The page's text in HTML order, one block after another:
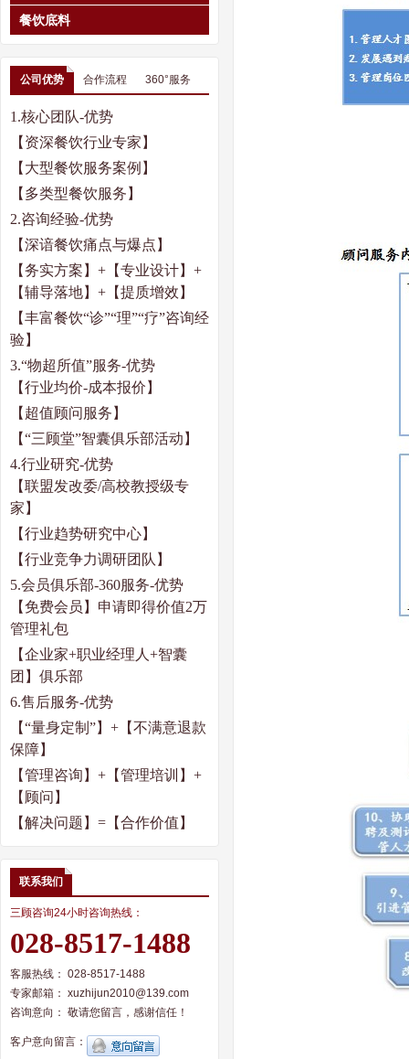
餐饮底料
公司优势 合作流程 360°服务
1.核心团队-优势
【资深餐饮行业专家】
【大型餐饮服务案例】
【多类型餐饮服务】
2.咨询经验-优势
【深谙餐饮痛点与爆点】
【务实方案】 +【专业设计】+
【辅导落地】 + 【提质增效】
【丰富餐饮“诊”“理”“疗”咨询经
验】
3.“物超所值”服务-优势
【行业均价-成本报价】
【超值顾问服务】
【“三顾堂”智囊俱乐部活动】
4.行业研究-优势
【联盟发改委/高校教授级专
家】
【行业趋势研究中心】
【行业竞争力调研团队】
5.会员俱乐部-360服务-优势
【免费会员】申请即得价值2万
管理礼包
【企业家+职业经理人 +智囊
团】俱乐部
6.售后服务-优势
【“量身定制”】 + 【不满意退款
保障】
【管理咨询】 + 【管理培训】 +
【顾问】
【解决问题】 = 【合作价值】
联系我们
三顾咨询24小时咨询热线：
028-8517-1488
客服热线： 028-8517-1488
专家邮箱： xuzhijun2010@139.com
咨询意向： 敬请您留言，感谢信任！
客户意向留言：